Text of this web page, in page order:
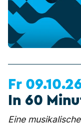
Fr
In 60
Eine